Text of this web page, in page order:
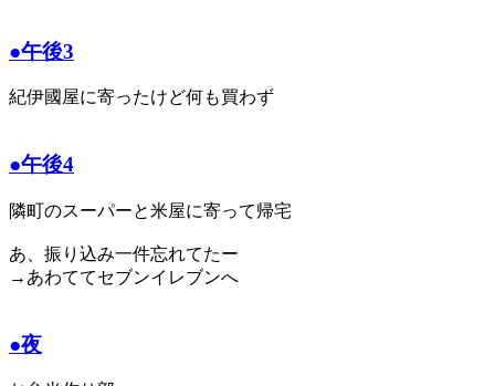
●午後3
紀伊國屋に寄ったけど何も買わず
●午後4
隣町のスーパーと米屋に寄って帰宅
あ、振り込み一件忘れてたー
→あわててセブンイレブンへ
●夜